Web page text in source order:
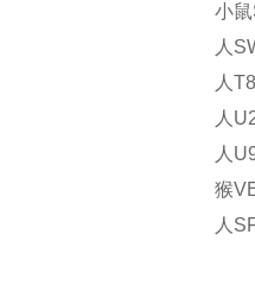
小
人
人
人
人
猴
人